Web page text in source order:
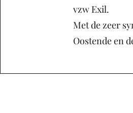
vzw Exil.
Met de zeer
Oostende en